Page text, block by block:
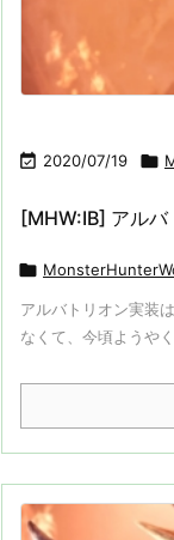
 2020/07/19 
[MHW:IB] アルバ

アルバトリオン実装
なくて、今頃ようや